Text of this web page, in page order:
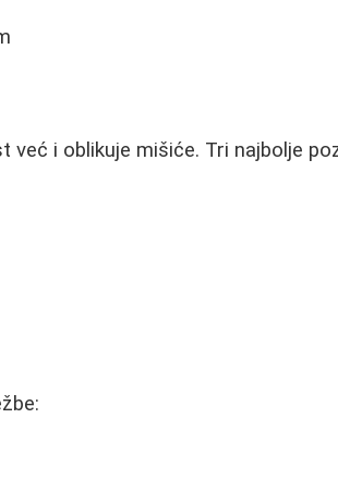
i oblikuje mišiće. Tri najbolje